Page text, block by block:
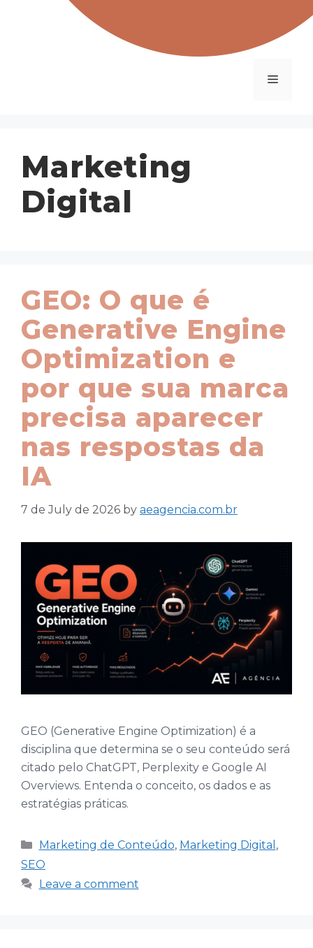
Menu
Marketing
Digital
GEO: O que é
Generative Engine
Optimization e
por que sua marca
precisa aparecer
nas respostas da
IA
7 de July de 2026 by aeagencia.com.br
GEO (Generative Engine Optimization) é a
disciplina que determina se o seu conteúdo será
citado pelo ChatGPT, Perplexity e Google AI
Overviews. Entenda o conceito, os dados e as
estratégias práticas.
Categories
Marketing de Conteúdo, Marketing Digital ,
SEO
Leave a comment